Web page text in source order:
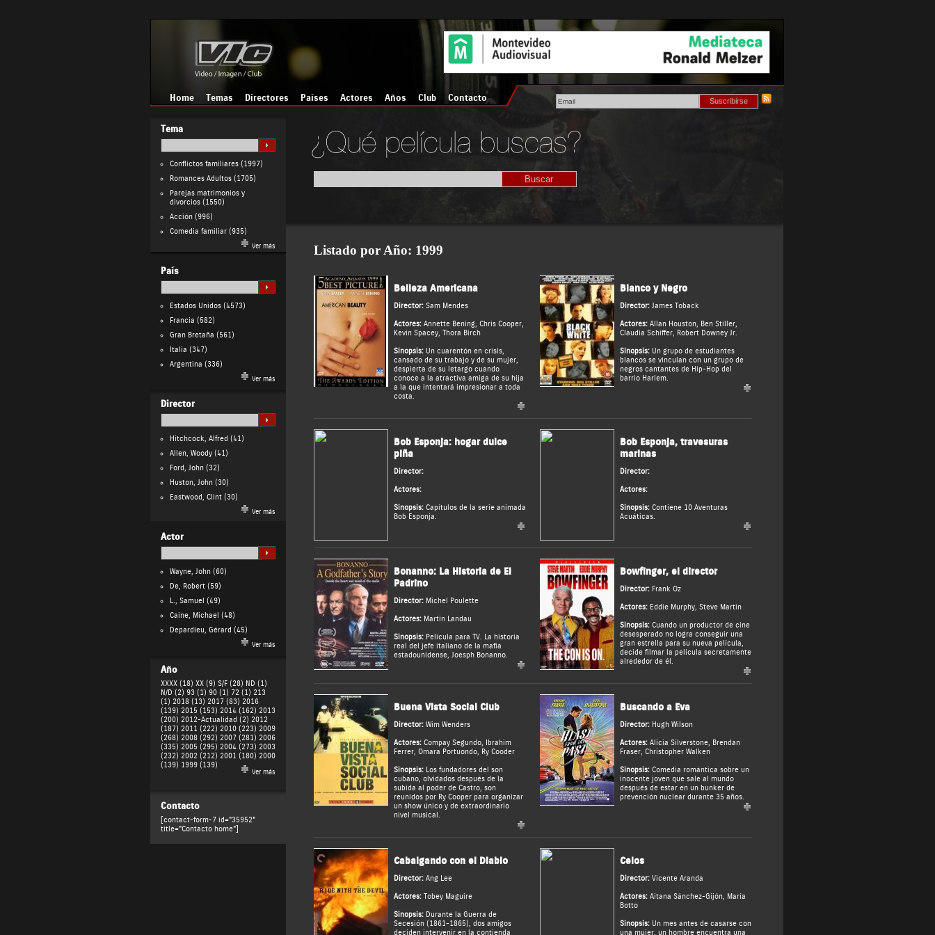
Home Temas Directores Países Actores Años Club Contacto
Tema
Conflictos familiares(1997)
Romances Adultos(1705)
Parejas matrimonios y
divorcios(1550)
Acción(996)
Comedia familiar(935)
Ver más
País
Estados Unidos(4573)
Francia (582)
Gran Bretaña (561)
Italia (347)
Argentina (336)
Ver más
Director
Hitchcock, Alfred (41)
Allen, Woody(41)
Ford, John(32)
Huston, John(30)
Eastwood, Clint(30)
Ver más
Actor
Wayne, John(60)
De, Robert(59)
L., Samuel (49)
Caine, Michael (48)
Depardieu, Gérard (45)
Ver más
Año
XXXX (18) XX (9) S/F (28) ND (1)
N/D (2) 93 (1) 90 (1) 72 (1) 213
(1) 2018 (13) 2017 (83) 2016
(139) 2015 (153) 2014 (162) 2013
(200) 2012-Actualidad (2) 2012
(187) 2011 (222) 2010 (223) 2009
(268) 2008 (292) 2007 (281) 2006
(335) 2005 (295) 2004 (273) 2003
(232) 2002 (212) 2001 (180) 2000
(139) 1999 (139)
Ver más
Contacto
[contact-form-7 id="35952"
title="Contacto home"]
Listado por Año: 1999
Belleza Americana
Director: Sam Mendes
Actores: Annette Bening, Chris Cooper,
Kevin Spacey, Thora Birch
Sinopsis:Un cuarentón en crisis,
cansado de su trabajo y de su mujer,
despierta de su letargo cuando
conoce a la atractiva amiga de su hija
a la que intentará impresionar a toda
costa.
Blanco y Negro
Director: James Toback
Actores: Allan Houston, Ben Stiller,
Claudia Schiffer, Robert Downey Jr.
Sinopsis:Un grupo de estudiantes
blancos se vinculan con un grupo de
negros cantantes de Hip-Hop del
barrio Harlem.
Bob Esponja: hogar dulce
piña
Director:
Actores:
Sinopsis:Capítulos de la serie animada
Bob Esponja.
Bob Esponja, travesuras
marinas
Director:
Actores:
Sinopsis:Contiene 10 Aventuras
Acuáticas.
Bonanno: La Historia de El
Padrino
Director: Michel Poulette
Actores: Martin Landau
Sinopsis:Película para TV. La historia
real del jefe italiano de la mafia
estadounidense, Joesph Bonanno.
Bowfinger, el director
Director: Frank Oz
Actores: Eddie Murphy, Steve Martin
Sinopsis:Cuando un productor de cine
desesperado no logra conseguir una
gran estrella para su nueva película,
decide filmar la película secretamente
alrededor de él.
Buena Vista Social Club
Director: Wim Wenders
Actores: Compay Segundo,
Ibrahim
Ferrer, Omara Portuondo, Ry Cooder
Sinopsis:Los fundadores del son
cubano, olvidados después de la
subida al poder de Castro, son
reunidos por Ry Cooper para organizar
un show único y de extraordinario
nivel musical.
Buscando a Eva
Director: Hugh Wilson
Actores: Alicia Silverstone, Brendan
Fraser, Christopher Walken
Sinopsis:Comedia romántica sobre un
inocente joven que sale al mundo
después de estar en un bunker de
prevención nuclear durante 35 años.
Cabalgando con el Diablo
Director: Ang Lee
Actores: Tobey Maguire
Sinopsis:Durante la Guerra de
Secesión (1861-1865), dos amigos
deciden intervenir en la contienda
Celos
Director: Vicente Aranda
Actores: Aitana Sánchez-Gijón, María
Botto
Sinopsis:Un mes antes de casarse con
una mujer, un hombre encuentra una